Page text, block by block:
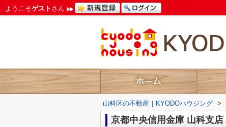
ようこそゲストさん
山科区の不動産｜KYODOハウジング >
京都中央信用金庫 山科支店